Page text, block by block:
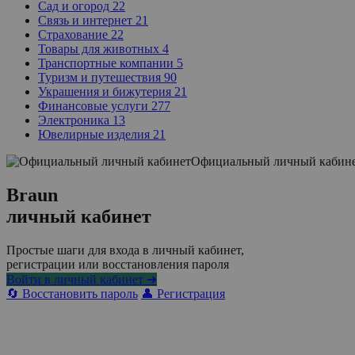
Сад и огород 22
Связь и интернет 21
Страхование 22
Товары для животных 4
Транспортные компании 5
Туризм и путешествия 90
Украшения и бижутерия 21
Финансовые услуги 277
Электроника 13
Ювелирные изделия 21
Официальный личный
Braun
личный кабинет
Простые шаги для входа в личный кабинет,
регистрации или восстановления пароля
Войти в личный кабинет ➜
🔄 Восстановить пароль 👤 Регистрация